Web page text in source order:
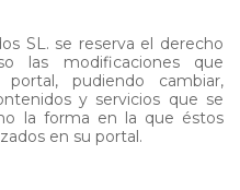
SL. se reserva el derecho
las modificaciones que
pudiendo cambiar,
y servicios que se
la forma en la que éstos
en su portal.